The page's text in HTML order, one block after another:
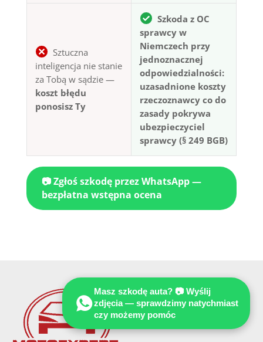
Sztuczna
inteligencja nie stanie
za Tobą w sądzie —
koszt błędu
ponosisz Ty
Szkoda z OC
sprawcy w
Niemczech przy
jednoznacznej
odpowiedzialności:
uzasadnione koszty
rzeczoznawcy co do
zasady pokrywa
ubezpieczyciel
sprawcy (§ 249 BGB)
📷 Zgłoś szkodę przez WhatsApp —
bezpłatna wstępna ocena
Masz szkodę auta? 📷 Wyślij
zdjęcia — sprawdzimy natychmiast
czy możemy pomóc